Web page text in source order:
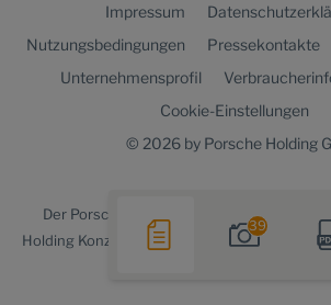
39
Impressum
Nutzungsbedingungen
Pressekontakte
Unternehmensprofil
Cookie-Einstellungen
© 2026 by Porsche Holding
Der Porsche Holding newsroomist ein
Holding Konzernkommunikation für